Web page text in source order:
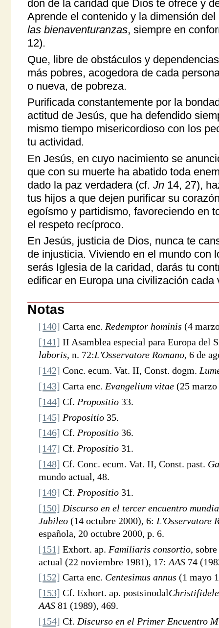
don de la caridad que Dios te ofrece y
Aprende el contenido y la dimensión
las bienaventuranzas, siempre en
12).
Que, libre de obstáculos y
más pobres, acogedora de cada
o nueva, de pobreza.
Purificada constantemente por la
actitud de Jesús, que ha defendido
mismo tiempo misericordioso con los
tu actividad.
En Jesús, en cuyo nacimiento se
que con su muerte ha abatido toda
dado la paz verdadera (cf. Jn14, 27),
tus hijos a que dejen purificar su
egoísmo y partidismo, favoreciendo en
el respeto recíproco.
En Jesús, justicia de Dios, nunca te
de injusticia. Viviendo en el mundo con
serás Iglesia de la caridad, darás tu
edificar en Europa una civilización
Notas
[140] Carta enc. Redemptor hominis (4
[141] II Asamblea especial para Europa del
laboris, n. 72:L'Osservatore Romano, 6 de
[142] Conc. ecum. Vat. II, Const. dogm.
[143] Carta enc. Evangelium vitae(25
[144] Cf. Propositio33.
[145] Propositio35.
[146] Cf. Propositio36.
[147] Cf. Propositio31.
[148] Cf. Conc. ecum. Vat. II, Const. past.
mundo actual, 48.
[149] Cf. Propositio31.
[150] Discurso en el tercer encuentro
Jubileo(14 octubre 2000), 6: L'Osservatore
española, 20 octubre 2000, p. 6.
[151] Exhort. ap. Familiaris consortio,
actual (22 noviembre 1981), 17: AAS74
[152] Carta enc. Centesimus annus (1 mayo
[153] Cf. Exhort. ap. postsinodal
AAS81 (1989), 469.
[154] Cf. Discurso en el Primer Encuentro